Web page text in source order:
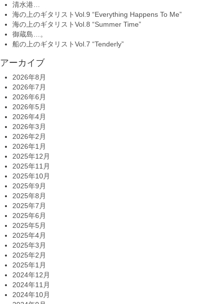
清水港…
海の上のギタリストVol.9 “Everything Happens To Me”
海の上のギタリストVol.8 “Summer Time”
御蔵島…。
船の上のギタリストVol.7 “Tenderly”
アーカイブ
2026年8月
2026年7月
2026年6月
2026年5月
2026年4月
2026年3月
2026年2月
2026年1月
2025年12月
2025年11月
2025年10月
2025年9月
2025年8月
2025年7月
2025年6月
2025年5月
2025年4月
2025年3月
2025年2月
2025年1月
2024年12月
2024年11月
2024年10月